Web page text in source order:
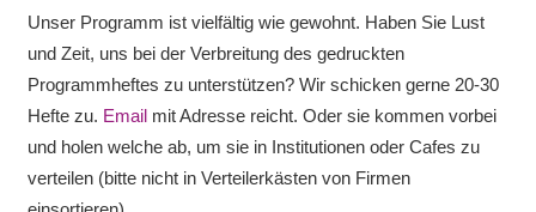
Unser Programm ist vielfältig wie gewohnt. Haben Sie Lust
und Zeit, uns bei der Verbreitung des gedruckten
Programmheftes zu unterstützen? Wir schicken gerne 20-30
Hefte zu. Emailmit Adresse reicht. Oder sie kommen vorbei
und holen welche ab, um sie in Institutionen oder Cafes zu
verteilen (bitte nicht in Verteilerkästen von Firmen